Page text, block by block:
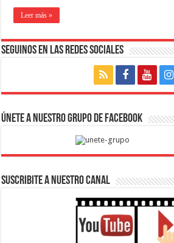
Leer más »
Seguinos en las Redes Sociales
Únete a nuestro Grupo de Facebook
SUSCRIBITE A NUESTRO CANAL